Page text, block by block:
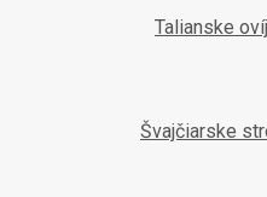
Talianske
Švajčiarske